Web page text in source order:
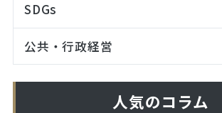
SDGs
公共・行政経営
人気のコラム